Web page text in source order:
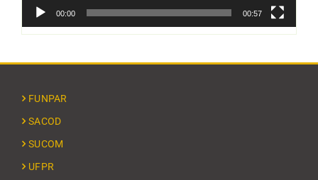
00:00 00:57
FUNPAR
SACOD
SUCOM
UFPR